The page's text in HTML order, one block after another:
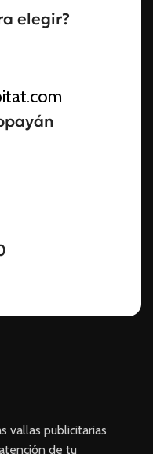
elegir?
vallas publicitarias
de tu